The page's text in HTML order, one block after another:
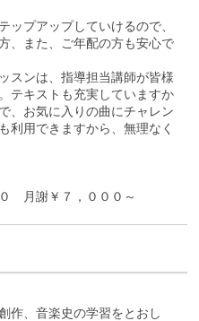
ップアップしていけるので、
、また、ご年配の方も安心で
ッスンは、指導担当講師が皆様
テキストも充実していますか
、お気に入りの曲にチャレン
利用できますから、無理なく
謝￥７，０００～
作、音楽史の学習をとおし